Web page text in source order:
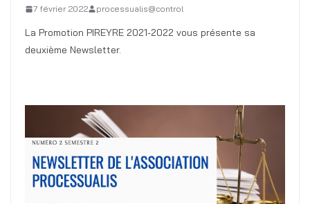
7 février 2022 processualis@control
La Promotion PIREYRE 2021-2022 vous présente sa
deuxième Newsletter.